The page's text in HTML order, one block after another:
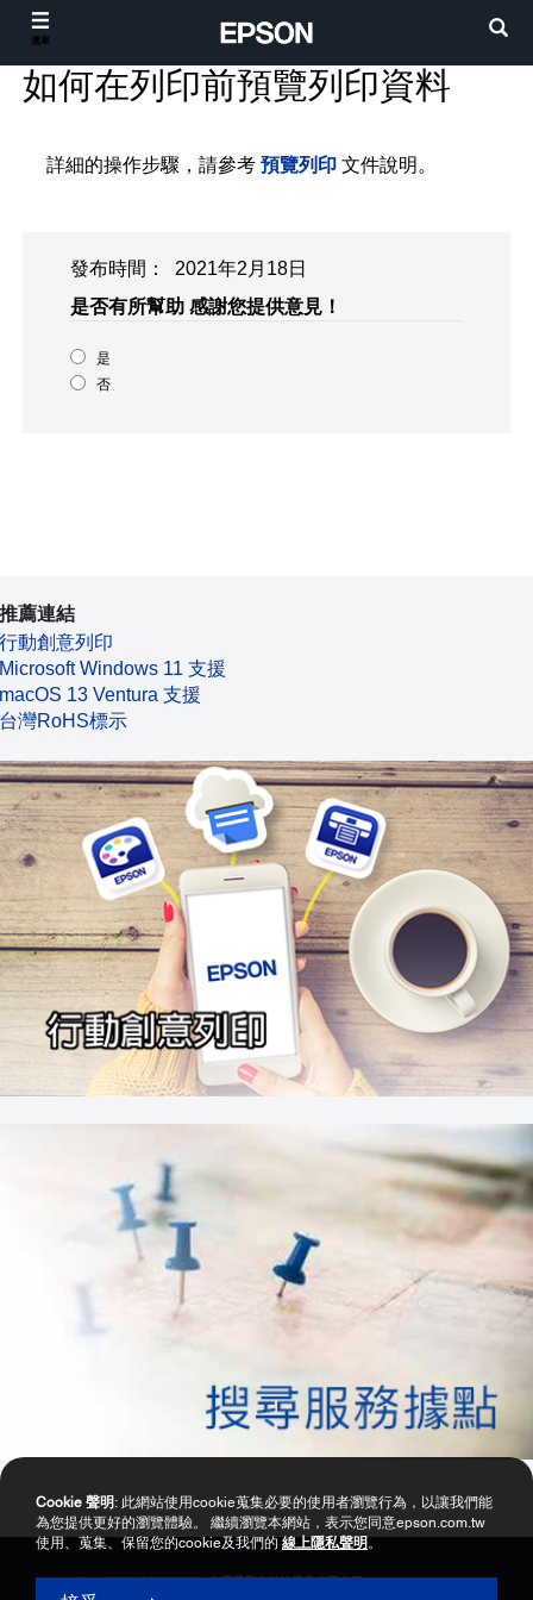
如何在列印前預覽列印資料
詳細的操作步驟，請參考 預覽列印 文件說明。
發布時間： 2021年2月18日
是否有所幫助 感謝您提供意見！
是
否
推薦連結
行動創意列印
Microsoft Windows 11 支援
macOS 13 Ventura 支援
台灣RoHS標示
Copyright © 2000-2026 台灣愛普生科技股份有限公司
Cookie 聲明 : 此網站使用cookie蒐集必要的使用者瀏覽行為，以讓我們能
為您提供更好的瀏覽體驗。 繼續瀏覽本網站，表示您同意epson.com.tw
使用、蒐集、保留您的cookie及我們的 線上隱私聲明 。